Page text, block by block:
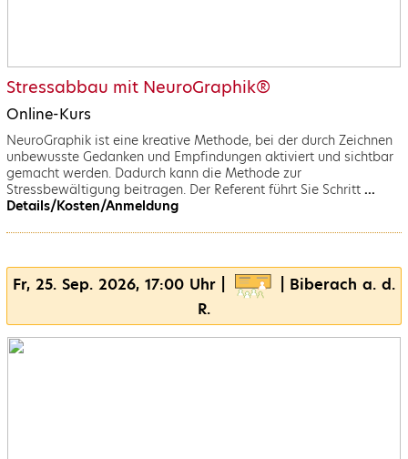
Stressabbau mit NeuroGraphik®
Online-Kurs
NeuroGraphik ist eine kreative Methode, bei der durch Zeichnen
unbewusste Gedanken und Empfindungen aktiviert und sichtbar
gemacht werden. Dadurch kann die Methode zur
Stressbewältigung beitragen. Der Referent führt Sie Schritt...
Details/Kosten/Anmeldung
Fr, 25. Sep. 2026, 17:00 Uhr |
| Biberach a. d.
R.